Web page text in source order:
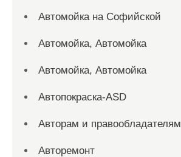
Автомойка на Софийской
Автомойка, Автомойка
Автомойка, Автомойка
Автопокраска-ASD
Авторам и правообладателям
Авторемонт